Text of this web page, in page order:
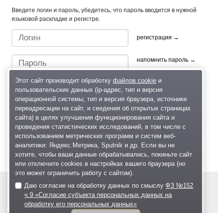
Введите логин и пароль, убедитесь, что пароль вводится в нужной
языковой раскладке и регистре.
регистрация →
напомнить пароль →
Быстрый вход/регистрация, используя профиль в:
© 2004—2026
Размещение рекламы О проекте
Этот сайт производит обработку файлов cookieи
пользовательских данных (ip-адрес, тип и версия
операционной системы, тип и версия браузера, источнике
переадресации на сайт, и сведения об открытых страницах
сайта) в целях улучшения функционирования сайта и
проведения статистических исследований, в том числе с
использованием метрических программ и систем веб-
аналитики: Яндекс.Метрика, Sputnik и др. Если вы не
хотите, чтобы ваши данные обрабатывались, покиньте сайт
или отключите cookies в настройках вашего браузера (но
это может ограничить работу с сайтом).
Даю согласие на обработку данных по смыслуФЗ №152
ч.9 «Согласие субъекта персональных данных на
обработку его персональных данных»